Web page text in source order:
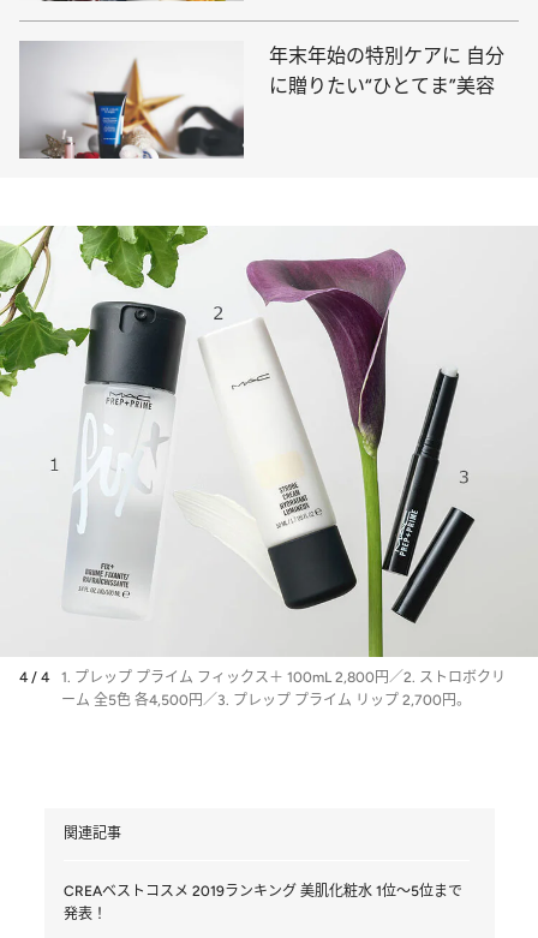
年末年始の特別ケアに 自分
に贈りたい“ひとてま”美容
4 / 4
1. プレップ プライム フィックス＋ 100mL 2,800円／2. ストロボクリ
ーム 全5色 各4,500円／3. プレップ プライム リップ 2,700円。
関連記事
CREAベストコスメ 2019ランキング 美肌化粧水 1位～5位まで
発表！